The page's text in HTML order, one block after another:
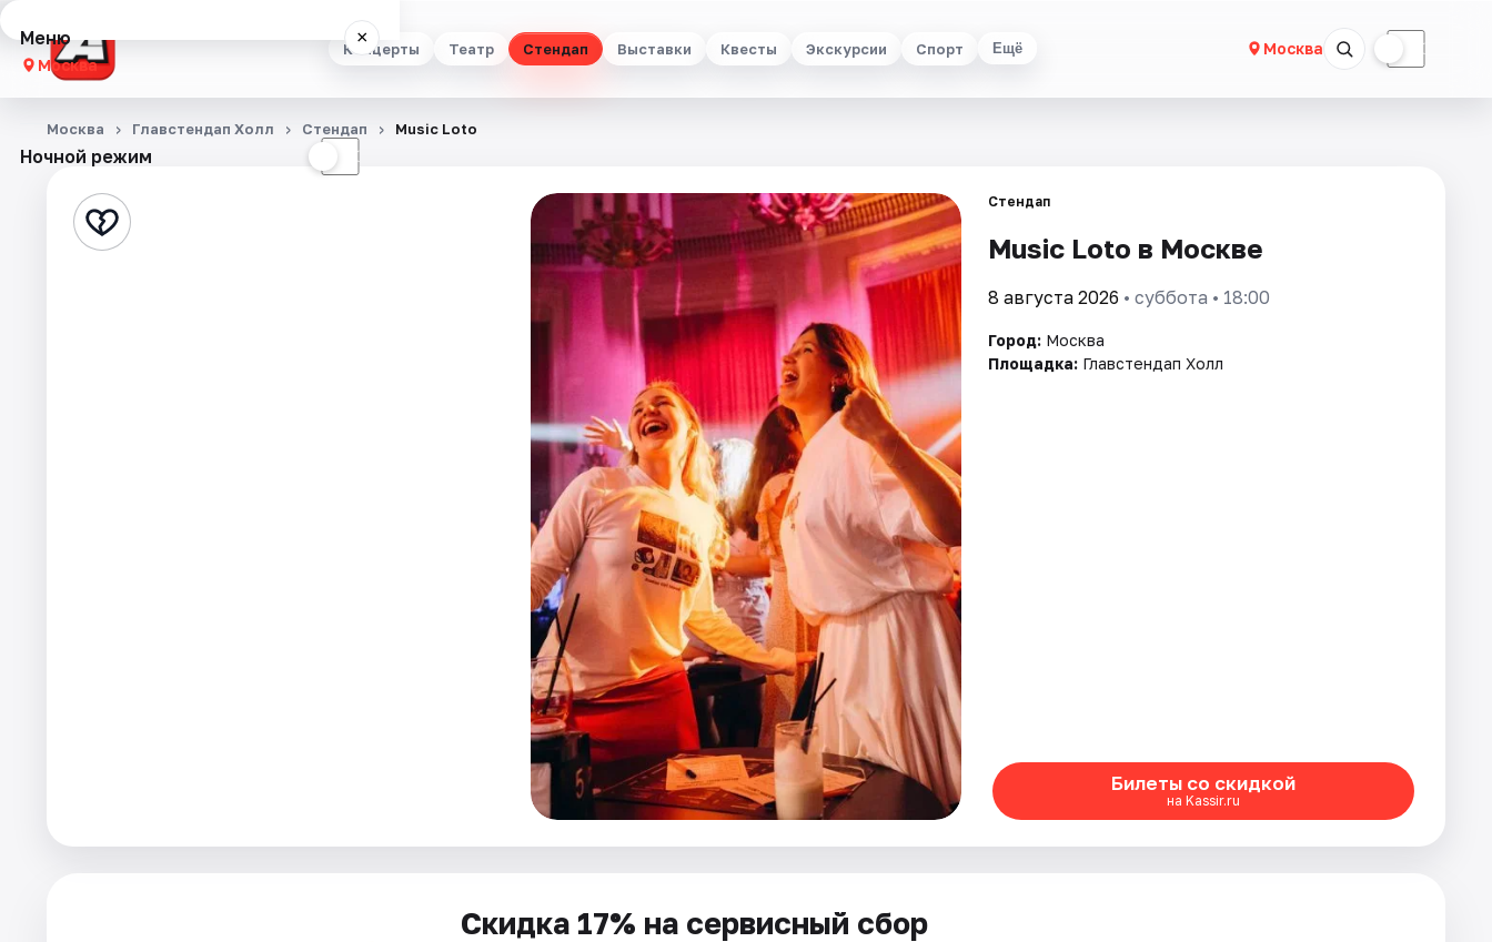
Концерты Театр Стендап Выставки Квесты Экскурсии Спорт Ещё Москва ☾
Меню ×
Москва
Концерты
Стендап
Ночной режим ☾
Москва Главстендап Холл Стендап Music Loto
Стендап
Music Loto в Москве
8 августа 2026 • суббота • 18:00
Город: Москва
Площадка: Главстендап Холл
Билеты со скидкой
на Kassir.ru
Скидка 17% на сервисный сбор